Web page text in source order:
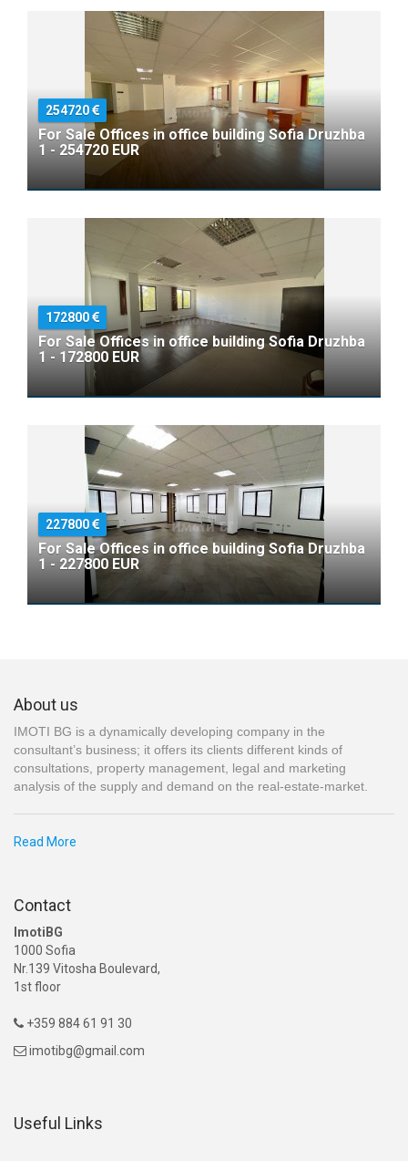
254720
For Sale Offices in office building Sofia Druzhba
1 - 254720 EUR
172800
For Sale Offices in office building Sofia Druzhba
1 - 172800 EUR
227800
For Sale Offices in office building Sofia Druzhba
1 - 227800 EUR
About us
IMOTI BG is a dynamically developing company in the
consultant’s business; it offers its clients different kinds of
consultations, property management, legal and marketing
analysis of the supply and demand on the real-estate-market.
Read More
Contact
ImotiBG
1000 Sofia
Nr.139 Vitosha Boulevard,
1st floor
 +359 884 61 91 30
 imotibg@gmail.com
Useful Links